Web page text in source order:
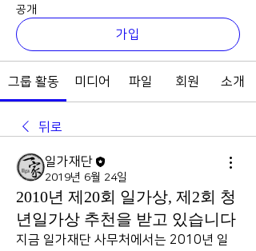
공개
가입
그룹 활동 미디어 파일 회원 소개
뒤로
일가재단
2019년 6월 24일
2010년 제20회 일가상, 제2회 청
년일가상 추천을 받고 있습니다
지금 일가재단 사무처에서는 2010년 일